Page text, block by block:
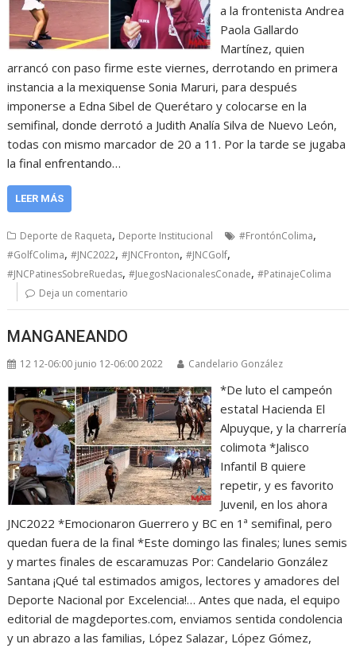
a la frontenista Andrea
Paola Gallardo
Martínez, quien
arrancó con paso firme este viernes, derrotando en primera
instancia a la mexiquense Sonia Maruri, para después
imponerse a Edna Sibel de Querétaro y colocarse en la
semifinal, donde derrotó a Judith Analía Silva de Nuevo León,
todas con mismo marcador de 20 a 11. Por la tarde se jugaba
la final enfrentando…
LEER MÁS
Deporte de Raqueta, Deporte Institucional #FrontónColima,
#GolfColima,#JNC2022,#JNCFronton,#JNCGolf,
#JNCPatinesSobreRuedas,#JuegosNacionalesConade,#PatinajeColima
Deja un comentario
MANGANEANDO
12 12-06:00 junio 12-06:00 2022 Candelario González
*De luto el campeón
estatal Hacienda El
Alpuyque, y la charrería
colimota *Jalisco
Infantil B quiere
repetir, y es favorito
Juvenil, en los ahora
JNC2022 *Emocionaron Guerrero y BC en 1ª semifinal, pero
quedan fuera de la final *Este domingo las finales; lunes semis
y martes finales de escaramuzas Por: Candelario González
Santana ¡Qué tal estimados amigos, lectores y amadores del
Deporte Nacional por Excelencia!… Antes que nada, el equipo
editorial de magdeportes.com, enviamos sentida condolencia
y un abrazo a las familias, López Salazar, López Gómez,